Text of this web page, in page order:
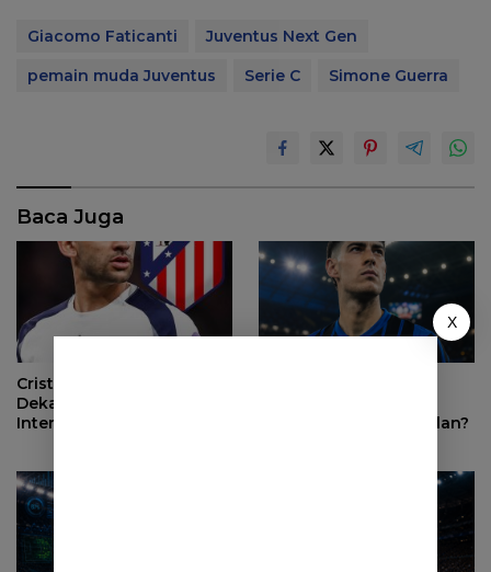
Giacomo Faticanti
Juventus Next Gen
pemain muda Juventus
Serie C Simone Guerra
Baca Juga
Cristian Romero Makin
Dekat ke Atletico Madrid,
Inter Milan Mundur dari
Pemain Kunci Inter Milan?
X